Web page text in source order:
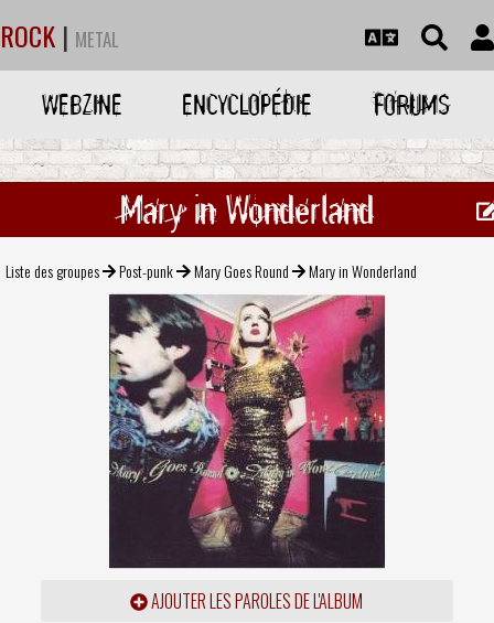
ROCK | METAL
WEBZINE ENCYCLOPÉDIE FORUMS
Mary in Wonderland
Liste des groupes Post-punk Mary Goes Round Mary in Wonderland
AJOUTER LES PAROLES DE L'ALBUM